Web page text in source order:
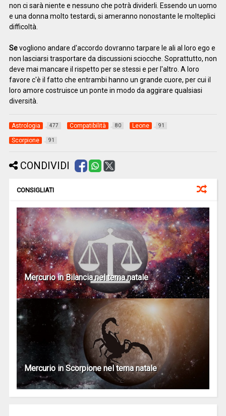
non ci sarà niente e nessuno che potrà dividerli. Essendo un uomo
e una donna molto testardi, si ameranno nonostante le molteplici
difficoltà.
Sevogliono andare d'accordo dovranno tarpare le ali al loro ego e
non lasciarsi trasportare da discussioni sciocche. Soprattutto, non
deve mai mancare il rispetto per se stessi e per l'altro. A loro
favore c'è il fatto che entrambi hanno un grande cuore, per cui il
loro amore costruisce un ponte in modo da aggirare qualsiasi
diversità.
Astrologia 477 Compatibilità 80 Leone 91
Scorpione 91
CONDIVIDI
CONSIGLIATI
Mercurio in Bilancia nel tema natale
Mercurio in Scorpione nel tema natale